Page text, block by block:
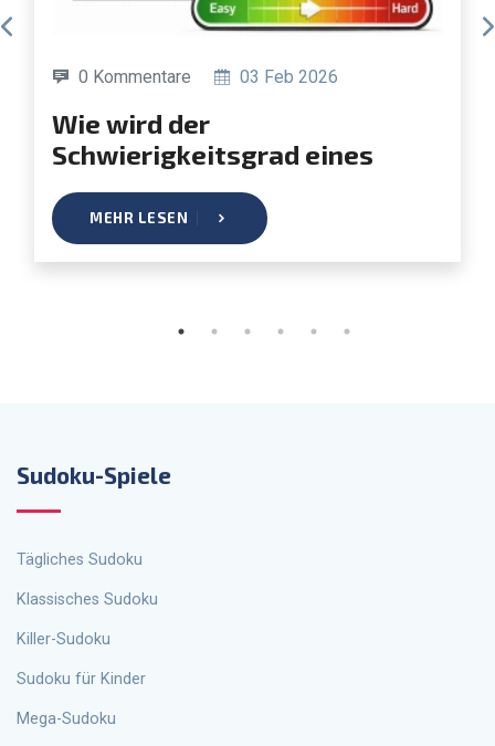
0 Kommentare 03 Feb 2026
Wie wird der
Schwierigkeitsgrad eines
Sudokus bestimmt?
MEHR LESEN
Sudoku-Spiele
Tägliches Sudoku
Klassisches Sudoku
Killer-Sudoku
Sudoku für Kinder
Mega-Sudoku